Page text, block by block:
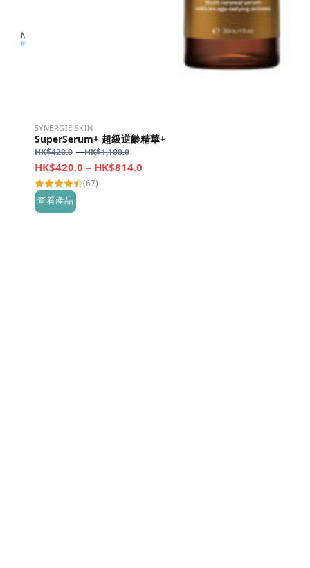
SYNERGIE SKIN
SuperSerum+ 超級逆齡精華+
HK$420.0 –HK$1,100.0
range:
HK$420.0 – HK$814.0
(67)
查看產品